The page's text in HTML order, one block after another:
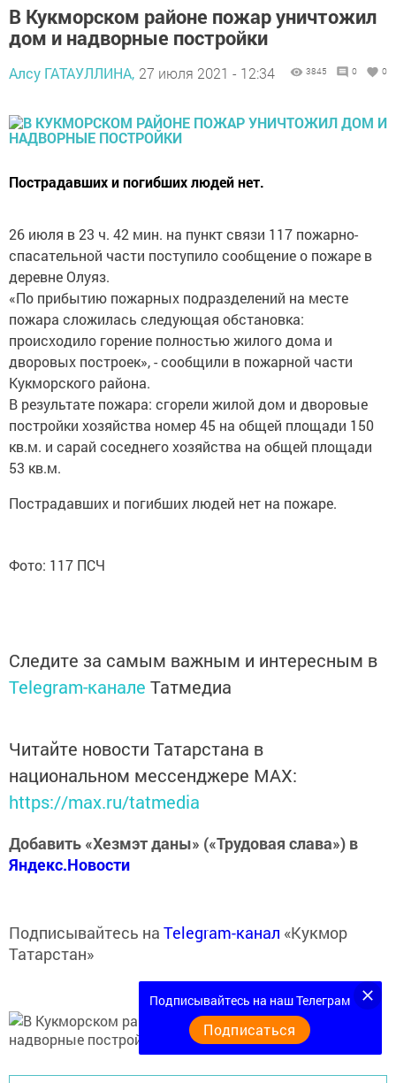
В Кукморском районе пожар уничтожил
дом и надворные постройки
Алсу ГАТАУЛЛИНА, 27 июля 2021 - 12:34 3845 0 0
Пострадавших и погибших людей нет.
26 июля в 23 ч. 42 мин. на пункт связи 117 пожарно-
спасательной части поступило сообщение о пожаре в
деревне Олуяз.
«По прибытию пожарных подразделений на месте
пожара сложилась следующая обстановка:
происходило горение полностью жилого дома и
дворовых построек», - сообщили в пожарной части
Кукморского района.
В результате пожара: сгорели жилой дом и дворовые
постройки хозяйства номер 45 на общей площади 150
кв.м. и сарай соседнего хозяйства на общей площади
53 кв.м.
Пострадавших и погибших людей нет на пожаре.
Фото: 117 ПСЧ
Следите за самым важным и интересным в
Telegram-канале Татмедиа
Читайте новости Татарстана в
национальном мессенджере MАХ:
https://max.ru/tatmedia
Добавить «Хезмэт даны» («Трудовая слава») в
Яндекс.Новости
Подписывайтесь на Telegram-канал «Кукмор
Татарстан»
Подписывайтесь на наш Телеграм
Подписаться